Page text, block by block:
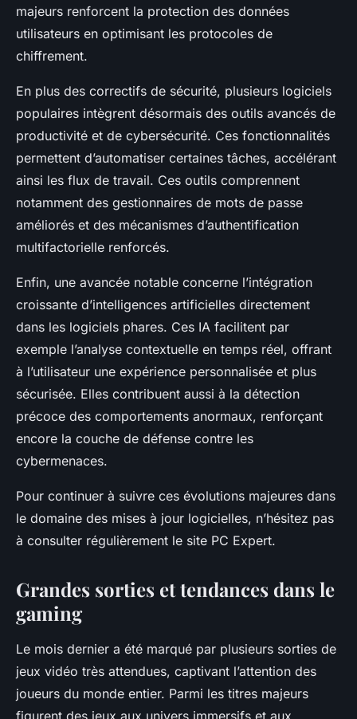
majeurs renforcent la protection des données
utilisateurs en optimisant les protocoles de
chiffrement.
En plus des correctifs de sécurité, plusieurs logiciels
populaires intègrent désormais des outils avancés de
productivité et de cybersécurité. Ces fonctionnalités
permettent d’automatiser certaines tâches, accélérant
ainsi les flux de travail. Ces outils comprennent
notamment des gestionnaires de mots de passe
améliorés et des mécanismes d’authentification
multifactorielle renforcés.
Enfin, une avancée notable concerne l’intégration
croissante d’intelligences artificielles directement
dans les logiciels phares. Ces IA facilitent par
exemple l’analyse contextuelle en temps réel, offrant
à l’utilisateur une expérience personnalisée et plus
sécurisée. Elles contribuent aussi à la détection
précoce des comportements anormaux, renforçant
encore la couche de défense contre les
cybermenaces.
Pour continuer à suivre ces évolutions majeures dans
le domaine des mises à jour logicielles, n’hésitez pas
à consulter régulièrement le site PC Expert.
Grandes sorties et tendances dans le
gaming
Le mois dernier a été marqué par plusieurs sorties de
jeux vidéo très attendues, captivant l’attention des
joueurs du monde entier. Parmi les titres majeurs